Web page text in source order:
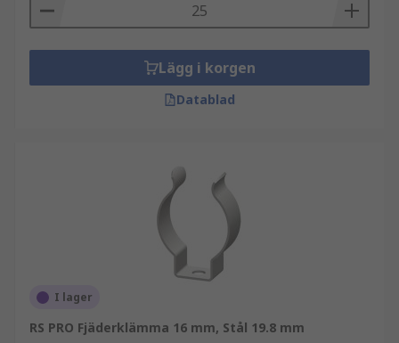
Lägg i korgen
Datablad
I lager
RS PRO Fjäderklämma 16 mm, Stål 19.8 mm